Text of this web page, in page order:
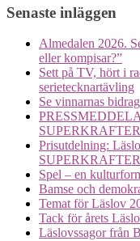
Senaste inläggen
Almedalen 2026.
eller kompisar?”
Sett på TV, hört i
serietecknartävling
Se vinnarnas
Prisutdelning:
SUPERKRAFTER
Spel – en
Bamse och
Temat för Läslov
Tack för årets
Läslovssagor från